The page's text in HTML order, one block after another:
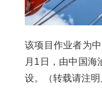
该项目作业者为
月1日，由中国
设。（转载请注